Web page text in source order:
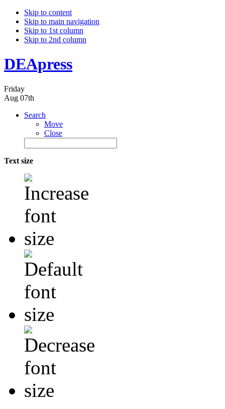
Skip to content
Skip to main navigation
Skip to 1st column
Skip to 2nd column
DEApress
Friday
Aug 07th
Search
Move
Close
Text size